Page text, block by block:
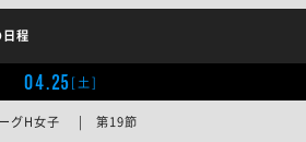
程
04.25[土]
グH女子 | 第19節